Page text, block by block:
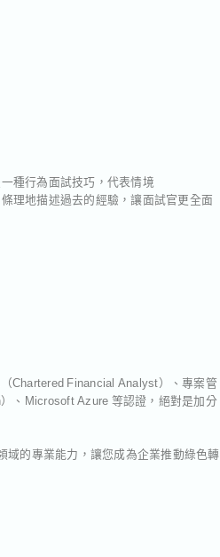
種行為面試技巧，代表情境
理地描述過去的經驗，讓面試官更全面
Chartered Financial Analyst）、專案管
、Microsoft Azure 等認證，絕對是加分
的專業能力，讓您成為企業推動綠色轉